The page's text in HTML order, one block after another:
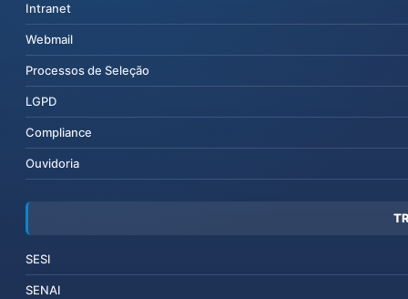
Intranet
Webmail
Processos de Seleção
LGPD
Compliance
Ouvidoria
SESI
SENAI